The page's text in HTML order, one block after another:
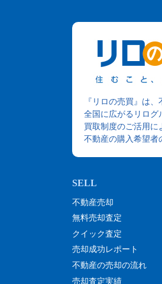
『リロの売買』は
全国に広がるリログ
買取制度のご活用に
不動産の購入希望者
不動産売却
無料売却査定
クイック査定
売却成功レポート
不動産の売却の流れ
売却査定実績